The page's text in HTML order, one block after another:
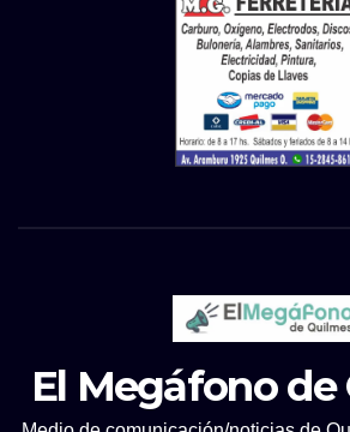
El Megáfono de